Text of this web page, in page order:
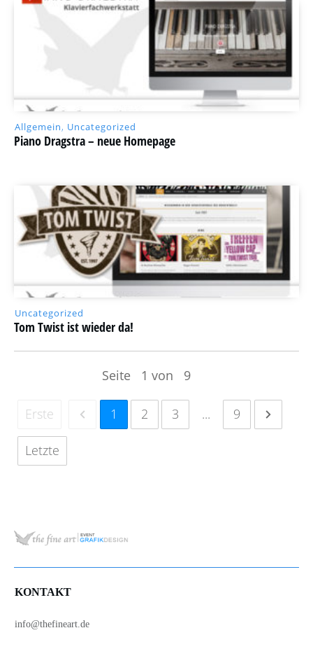
Allgemein, Uncategorized
Piano Dragstra – neue Homepage
Uncategorized
Tom Twist ist wieder da!
Seite 1 von 9
Erste 1 2 3 ... 9
Letzte
KONTAKT
info@thefineart.de